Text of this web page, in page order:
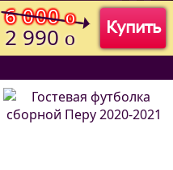
(Код:411831979 )
Купить
6 000o
2 990 o